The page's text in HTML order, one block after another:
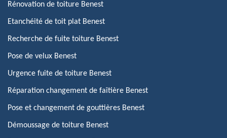
Rénovation de toiture Benest
Etanchéité de toit plat Benest
Recherche de fuite toiture Benest
Pose de velux Benest
Urgence fuite de toiture Benest
Réparation changement de faîtière Benest
Pose et changement de gouttières Benest
Démoussage de toiture Benest